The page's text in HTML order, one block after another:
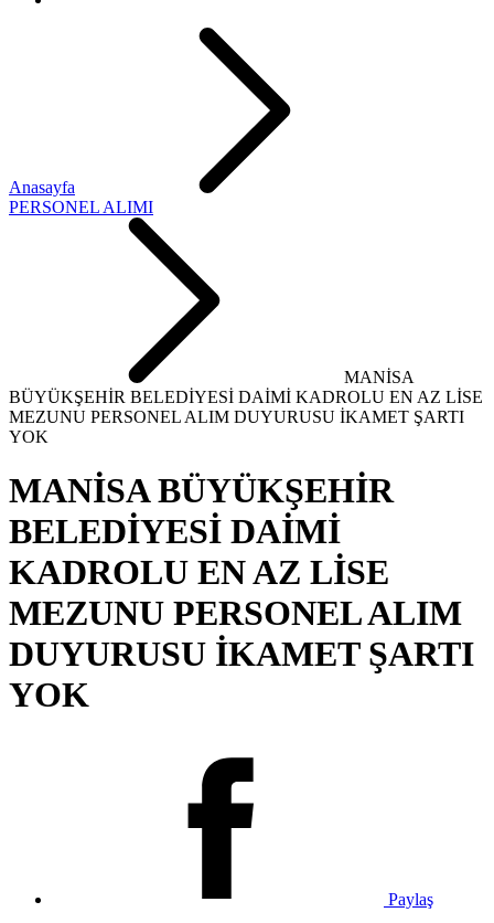
Anasayfa
PERSONEL ALIMI
MANİSA
BÜYÜKŞEHİR BELEDİYESİ DAİMİ KADROLU EN AZ LİSE
MEZUNU PERSONEL ALIM DUYURUSU İKAMET ŞARTI
YOK
MANİSA BÜYÜKŞEHİR
BELEDİYESİ DAİMİ
KADROLU EN AZ LİSE
MEZUNU PERSONEL ALIM
DUYURUSU İKAMET ŞARTI
YOK
Paylaş